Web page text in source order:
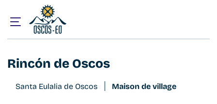
Que visiter ?
Rincón de Oscos
Santa Eulalia de Oscos Maison de village